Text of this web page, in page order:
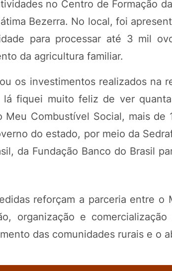
no Centro de Formação
Bezerra. No local, foi
para processar até 3 mil
da agricultura familiar.
os investimentos realizados na
fiquei muito feliz de ver
Combustível Social, mais de
do estado, por meio da
da Fundação Banco do Brasil
reforçam a parceria entre o
organização e
das comunidades rurais e o